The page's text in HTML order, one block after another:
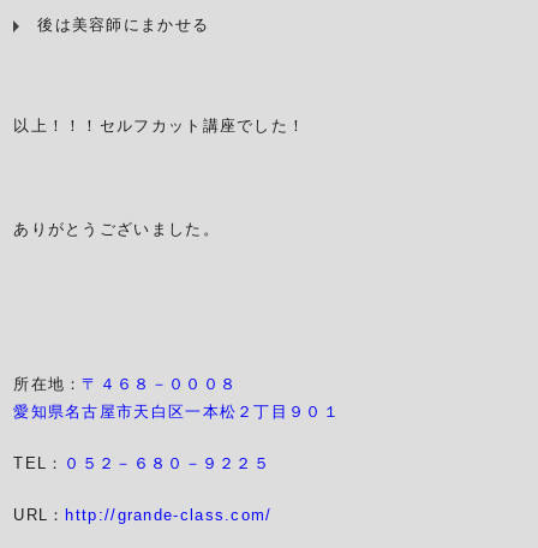
後は美容師にまかせる
以上！！！セルフカット講座でした！
ありがとうございました。
所在地：〒４６８－０００８
愛知県名古屋市天白区一本松２丁目９０１
TEL： ０５２－６８０－９２２５
URL： http://grande-class.com/